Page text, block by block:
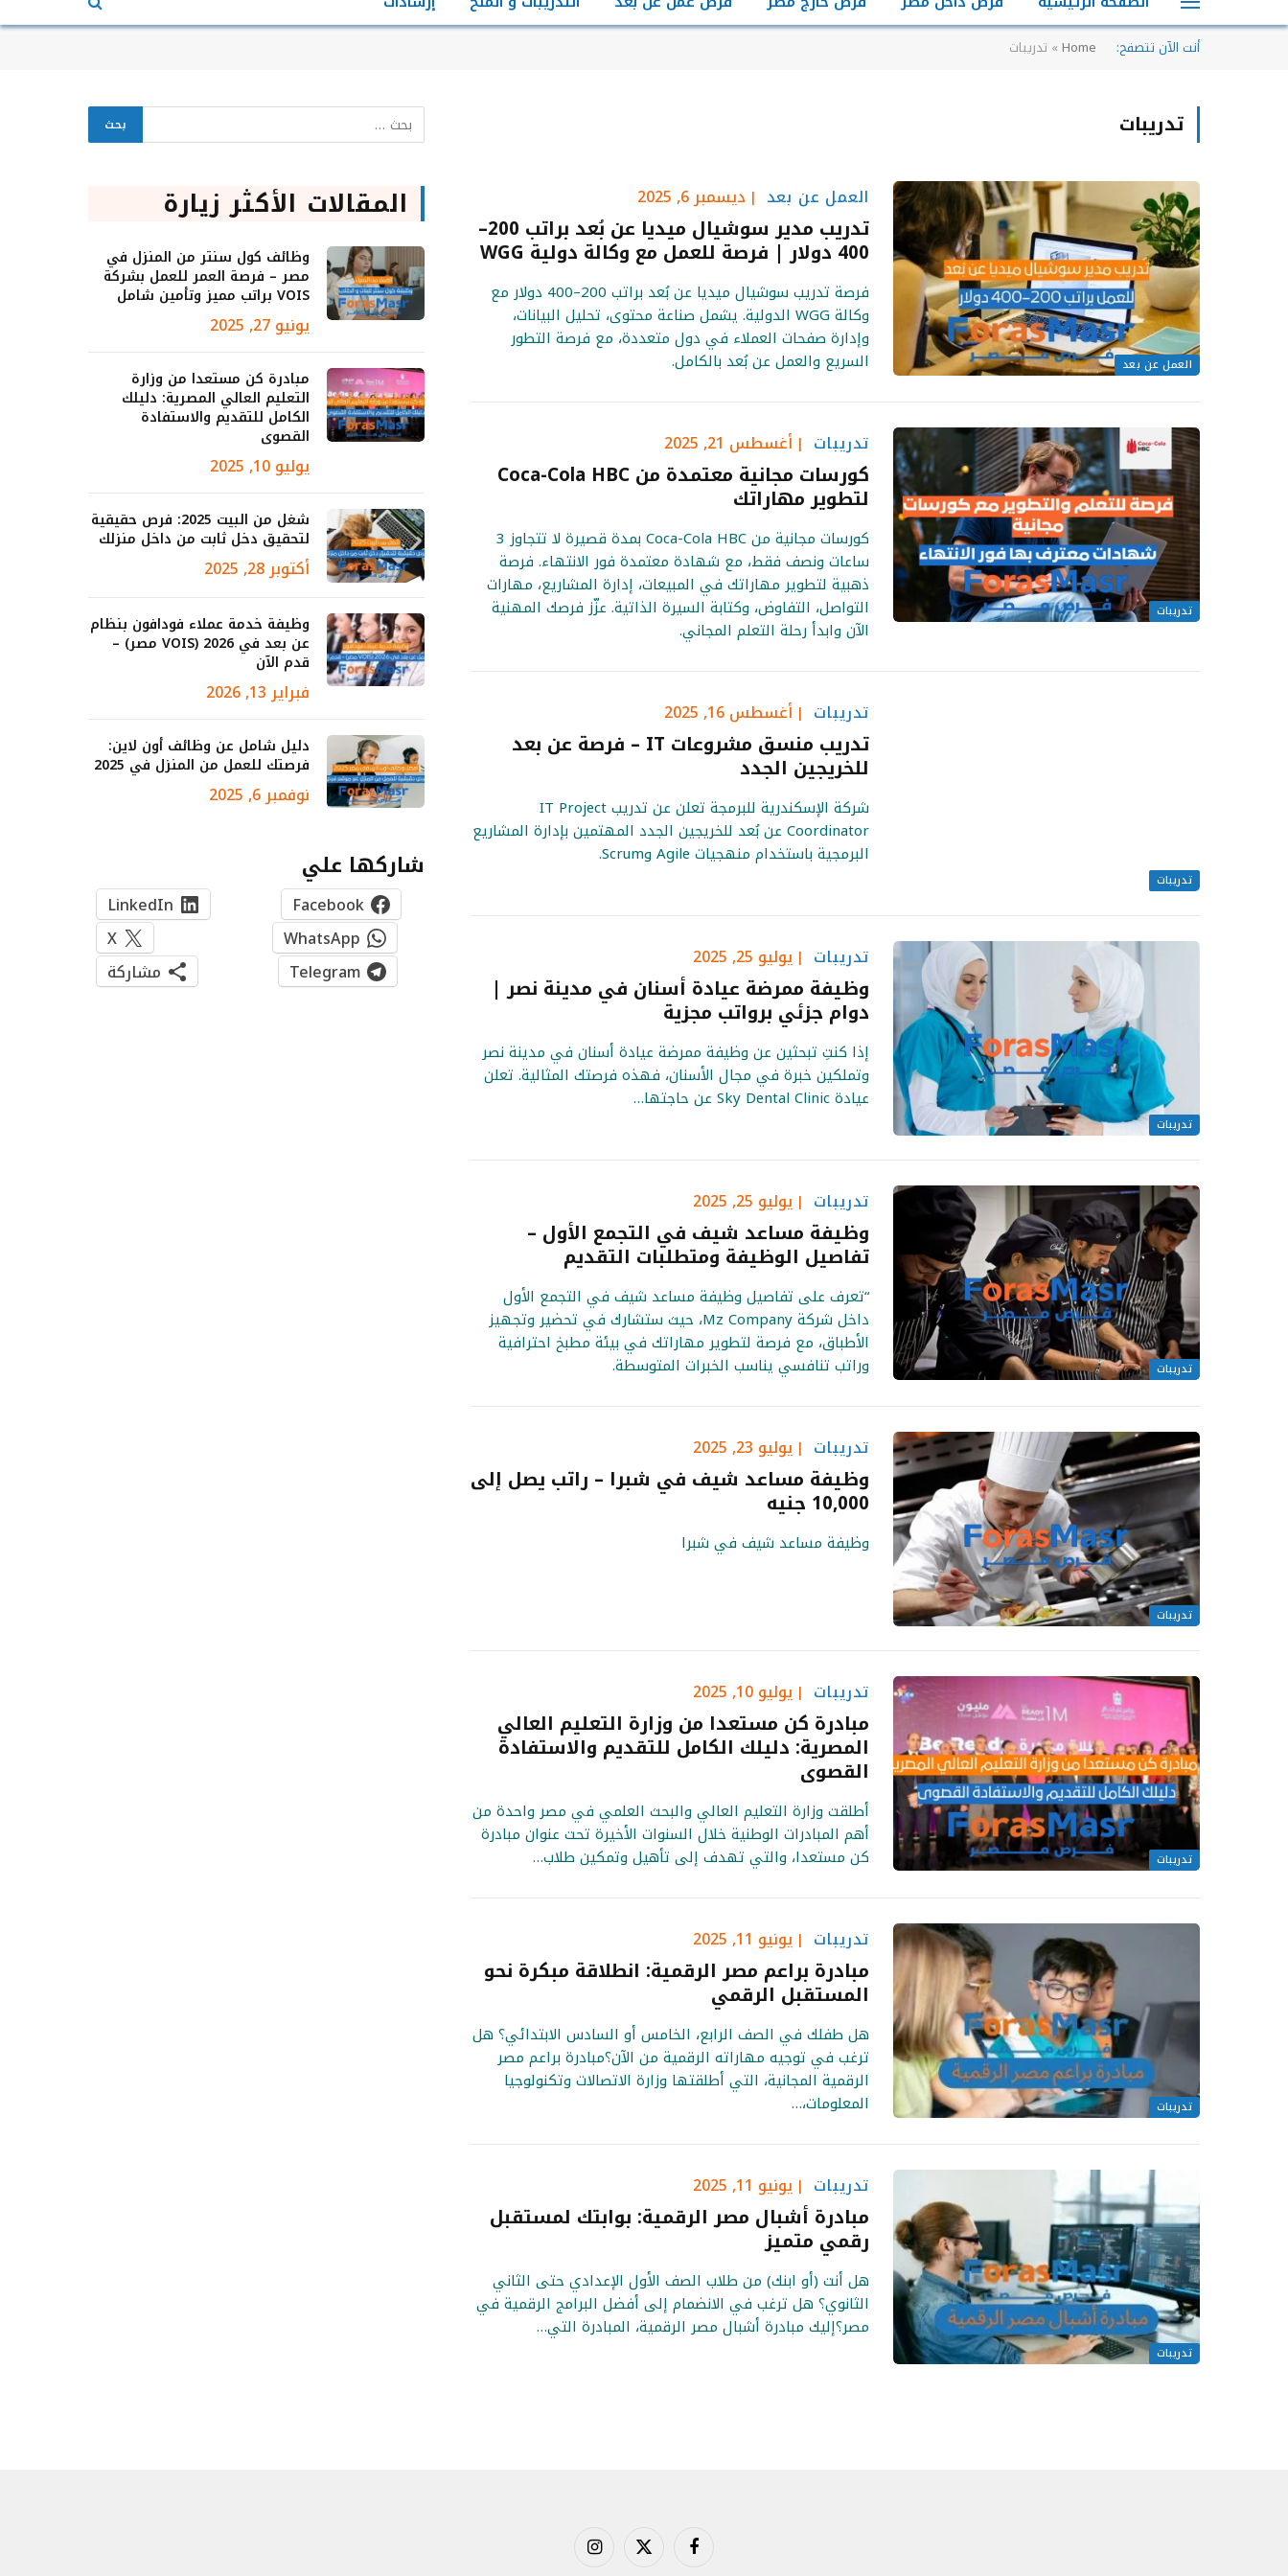
أنت الآن تتصفح: Home
» تدريبات
تدريبات
العمل عن بعد
العمل عن بعد ديسمبر 6, 2025
تدريب مدير سوشيال ميديا عن بُعد براتب 200–
400 دولار | فرصة للعمل مع وكالة دولية WGG
فرصة تدريب سوشيال ميديا عن بُعد براتب 200–400 دولار مع
وكالة WGG الدولية. يشمل صناعة محتوى، تحليل البيانات،
وإدارة صفحات العملاء في دول متعددة، مع فرصة التطور
السريع والعمل عن بُعد بالكامل.
تدريبات
تدريبات أغسطس 21, 2025
كورسات مجانية معتمدة من Coca-Cola HBC
لتطوير مهاراتك
كورسات مجانية من Coca-Cola HBC بمدة قصيرة لا تتجاوز 3
ساعات ونصف فقط، مع شهادة معتمدة فور الانتهاء. فرصة
ذهبية لتطوير مهاراتك في المبيعات، إدارة المشاريع، مهارات
التواصل، التفاوض، وكتابة السيرة الذاتية. عزّز فرصك المهنية
الآن وابدأ رحلة التعلم المجاني.
تدريبات
تدريبات أغسطس 16, 2025
تدريب منسق مشروعات IT – فرصة عن بعد
للخريجين الجدد
شركة الإسكندرية للبرمجة تعلن عن تدريب IT Project
Coordinator عن بُعد للخريجين الجدد المهتمين بإدارة المشاريع
البرمجية باستخدام منهجيات Agile وScrum.
تدريبات
تدريبات يوليو 25, 2025
وظيفة ممرضة عيادة أسنان في مدينة نصر |
دوام جزئي برواتب مجزية
إذا كنتِ تبحثين عن وظيفة ممرضة عيادة أسنان في مدينة نصر
وتملكين خبرة في مجال الأسنان، فهذه فرصتك المثالية. تعلن
عيادة Sky Dental Clinic عن حاجتها…
تدريبات
تدريبات يوليو 25, 2025
وظيفة مساعد شيف في التجمع الأول –
تفاصيل الوظيفة ومتطلبات التقديم
“تعرف على تفاصيل وظيفة مساعد شيف في التجمع الأول
داخل شركة Mz Company، حيث ستشارك في تحضير وتجهيز
الأطباق، مع فرصة لتطوير مهاراتك في بيئة مطبخ احترافية
وراتب تنافسي يناسب الخبرات المتوسطة.
تدريبات
تدريبات يوليو 23, 2025
وظيفة مساعد شيف في شبرا – راتب يصل إلى
10,000 جنيه
وظيفة مساعد شيف في شبرا
تدريبات
تدريبات يوليو 10, 2025
مبادرة كن مستعدا من وزارة التعليم العالي
المصرية: دليلك الكامل للتقديم والاستفادة
القصوى
أطلقت وزارة التعليم العالي والبحث العلمي في مصر واحدة من
أهم المبادرات الوطنية خلال السنوات الأخيرة تحت عنوان مبادرة
كن مستعدا، والتي تهدف إلى تأهيل وتمكين طلاب…
تدريبات
تدريبات يونيو 11, 2025
مبادرة براعم مصر الرقمية: انطلاقة مبكرة نحو
المستقبل الرقمي
هل طفلك في الصف الرابع، الخامس أو السادس الابتدائي؟ هل
ترغب في توجيه مهاراته الرقمية من الآن؟مبادرة براعم مصر
الرقمية المجانية، التي أطلقتها وزارة الاتصالات وتكنولوجيا
المعلومات،…
تدريبات
تدريبات يونيو 11, 2025
مبادرة أشبال مصر الرقمية: بوابتك لمستقبل
رقمي متميز
هل أنت (أو ابنك) من طلاب الصف الأول الإعدادي حتى الثاني
الثانوي؟ هل ترغب في الانضمام إلى أفضل البرامج الرقمية في
مصر؟إليك مبادرة أشبال مصر الرقمية، المبادرة التي…
المقالات الأكثر زيارة
وظائف كول سنتر من المنزل في
مصر – فرصة العمر للعمل بشركة
VOIS براتب مميز وتأمين شامل
يونيو 27, 2025
مبادرة كن مستعدا من وزارة
التعليم العالي المصرية: دليلك
الكامل للتقديم والاستفادة
القصوى
يوليو 10, 2025
شغل من البيت 2025: فرص حقيقية
لتحقيق دخل ثابت من داخل منزلك
أكتوبر 28, 2025
وظيفة خدمة عملاء فودافون بنظام
عن بعد في 2026 (VOIS مصر) –
قدم الآن
فبراير 13, 2026
دليل شامل عن وظائف أون لاين:
فرصتك للعمل من المنزل في 2025
نوفمبر 6, 2025
شاركها علي
Facebook
LinkedIn
WhatsApp
X
Telegram
مشاركة
فيسبوك X الانستغرام